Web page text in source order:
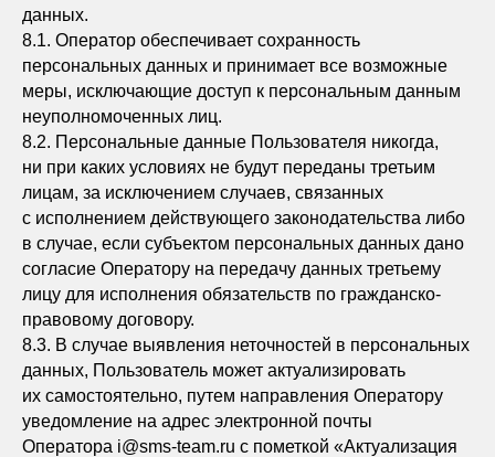
данных.
8.1. Оператор обеспечивает сохранность
персональных данных и принимает все возможные
меры, исключающие доступ к персональным данным
неуполномоченных лиц.
8.2. Персональные данные Пользователя никогда,
ни при каких условиях не будут переданы третьим
лицам, за исключением случаев, связанных
с исполнением действующего законодательства либо
в случае, если субъектом персональных данных дано
согласие Оператору на передачу данных третьему
лицу для исполнения обязательств по гражданско-
правовому договору.
8.3. В случае выявления неточностей в персональных
данных, Пользователь может актуализировать
их самостоятельно, путем направления Оператору
уведомление на адрес электронной почты
Оператора i@sms-team.ru с пометкой «Актуализация
ЧТО ПРОЕКТИРУЕМ
ПРОЦЕСС РАБОТЫ
О КОМПАНИИ
ПОДХОД К РАБОТЕ
КОМАНДА
ДОПОЛНИТЕЛЬНЫЕ УСЛУГИ
Политика обработки персональных данных
ЧТО ПРОЕКТИРУЕМ